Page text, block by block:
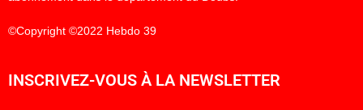
©Copyright ©2022 Hebdo 39
INSCRIVEZ-VOUS À LA NEWSLETTER